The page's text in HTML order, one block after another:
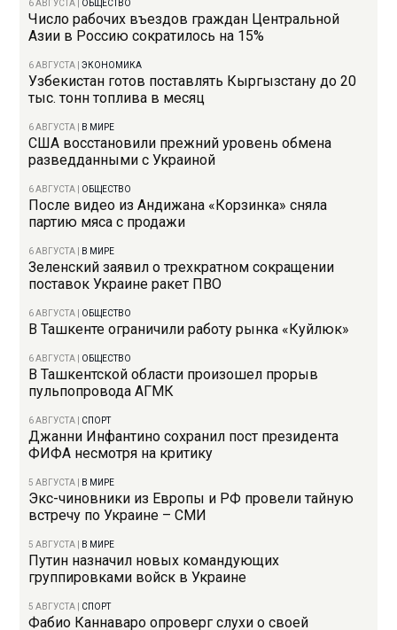
6 АВГУСТА ОБЩЕСТВО
Число рабочих въездов граждан Центральной
Азии в Россию сократилось на 15%
6 АВГУСТА |ЭКОНОМИКА
Узбекистан готов поставлять Кыргызстану до 20
тыс. тонн топлива в месяц
6 АВГУСТА В МИРЕ
США восстановили прежний уровень обмена
разведданными с Украиной
6 АВГУСТА ОБЩЕСТВО
После видео из Андижана «Корзинка» сняла
партию мяса с продажи
6 АВГУСТА В МИРЕ
Зеленский заявил о трехкратном сокращении
поставок Украине ракет ПВО
6 АВГУСТА ОБЩЕСТВО
В Ташкенте ограничили работу рынка «Куйлюк»
6 АВГУСТА ОБЩЕСТВО
В Ташкентской области произошел прорыв
пульпопровода АГМК
6 АВГУСТА СПОРТ
Джанни Инфантино сохранил пост президента
ФИФА несмотря на критику
5 АВГУСТА В МИРЕ
Экс-чиновники из Европы и РФ провели тайную
встречу по Украине – СМИ
5 АВГУСТА В МИРЕ
Путин назначил новых командующих
группировками войск в Украине
5 АВГУСТА СПОРТ
Фабио Каннаваро опроверг слухи о своей